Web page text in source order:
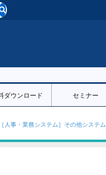
ダウンロード セミナー
［人事・業務システム］その他システム